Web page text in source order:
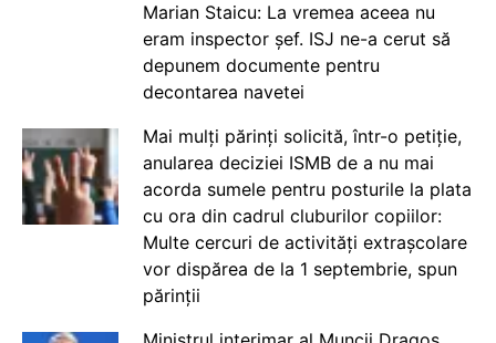
Marian Staicu: La vremea aceea nu
eram inspector șef. ISJ ne-a cerut să
depunem documente pentru
decontarea navetei
Mai mulți părinți solicită, într-o petiție,
anularea deciziei ISMB de a nu mai
acorda sumele pentru posturile la plata
cu ora din cadrul cluburilor copiilor:
Multe cercuri de activități extrașcolare
vor dispărea de la 1 septembrie, spun
părinții